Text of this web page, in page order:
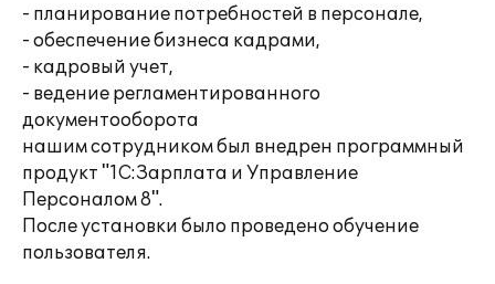
- планирование потребностей в персонале,
- обеспечение бизнеса кадрами,
- кадровый учет,
- ведение регламентированного
документооборота
нашим сотрудником был внедрен программный
продукт "1С:Зарплата и Управление
Персоналом 8".
После установки было проведено обучение
пользователя.